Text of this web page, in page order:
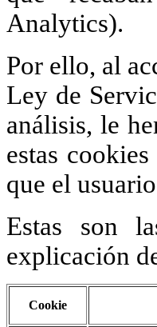
Analytics).
Por ello, al
Ley de
análisis, le
estas
que el
Estas son
explicación
Cookie